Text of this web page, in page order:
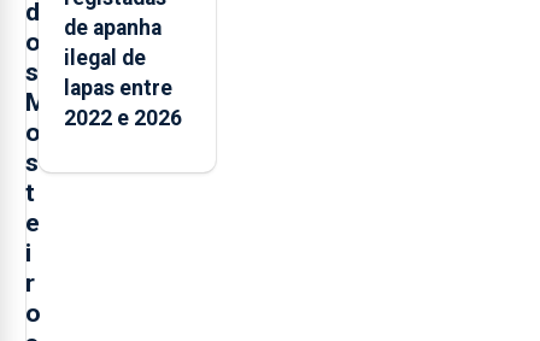
d
o
s
M
o
s
t
e
i
r
o
de apanha
ilegal de
lapas entre
2022 e 2026